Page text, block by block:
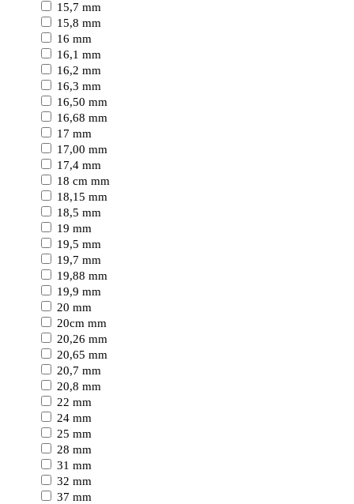
15,7 mm
15,8 mm
16 mm
16,1 mm
16,2 mm
16,3 mm
16,50 mm
16,68 mm
17 mm
17,00 mm
17,4 mm
18 cm mm
18,15 mm
18,5 mm
19 mm
19,5 mm
19,7 mm
19,88 mm
19,9 mm
20 mm
20cm mm
20,26 mm
20,65 mm
20,7 mm
20,8 mm
22 mm
24 mm
25 mm
28 mm
31 mm
32 mm
37 mm